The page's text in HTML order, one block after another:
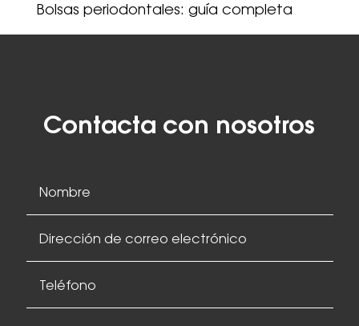
Bolsas periodontales: guía completa
Contacta con nosotros